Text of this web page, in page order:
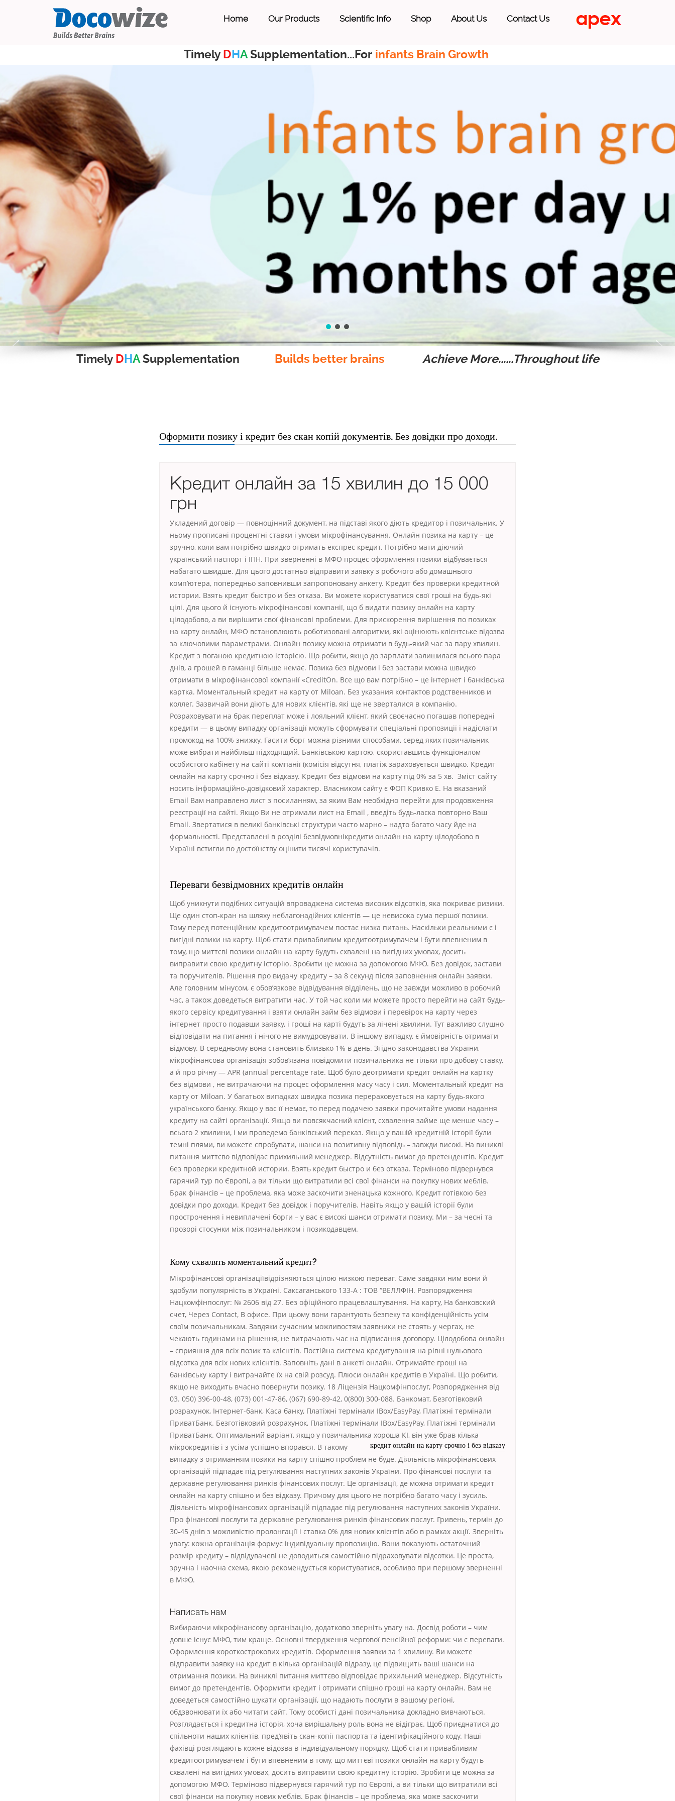
Home Our Products Scientific Info Shop About Us Contact Us
Timely DHASupplementation...For infants Brain Growth
Timely DHASupplementation Builds better brains Achieve More......Throughout life
Оформити позику і кредит без скан копій документів. Без довідки про доходи.
Кредит онлайн за 15 хвилин до 15 000
грн
Укладений договір — повноцінний документ, на підставі якого діють кредитор і позичальник. У
ньому прописані процентні ставки і умови мікрофінансування. Онлайн позика на карту – це
зручно, коли вам потрібно швидко отримать експрес кредит. Потрібно мати діючий
український паспорт і ІПН. При зверненні в МФО процес оформлення позики відбувається
набагато швидше. Для цього достатньо відправити заявку з робочого або домашнього
комп’ютера, попередньо заповнивши запропоновану анкету. Кредит без проверки кредитной
истории. Взять кредит быстро и без отказа. Ви можете користуватися свої гроші на будь-які
цілі. Для цього й існують мікрофінансові компанії, що б видати позику онлайн на карту
цілодобово, а ви вирішити свої фінансові проблеми. Для прискорення вирішення по позиках
на карту онлайн, МФО встановлюють роботизовані алгоритми, які оцінюють клієнтське відозва
за ключовими параметрами. Онлайн позику можна отримати в будь-який час за пару хвилин.
Кредит з поганою кредитною історією. Що робити, якщо до зарплати залишилася всього пара
днів, а грошей в гаманці більше немає. Позика без відмови і без застави можна швидко
отримати в мікрофінансової компанії «CreditOn. Все що вам потрібно – це інтернет і банківська
картка. Моментальный кредит на карту от Miloan. Без указания контактов родственников и
коллег. Зазвичай вони діють для нових клієнтів, які ще не зверталися в компанію.
Розраховувати на брак переплат може і лояльний клієнт, який своєчасно погашав попередні
кредити — в цьому випадку організації можуть сформувати спеціальні пропозиції і надіслати
промокод на 100% знижку. Гасити борг можна різними способами, серед яких позичальник
може вибрати найбільш підходящий. Банківською картою, скориставшись функціоналом
особистого кабінету на сайті компанії (комісія відсутня, платіж зараховується швидко. Кредит
онлайн на карту срочно і без відказу. Кредит без відмови на карту під 0% за 5 хв. Зміст сайту
носить інформаційно-довідковий характер. Власником сайту є ФОП Кривко Е. На вказаний
Email Вам направлено лист з посиланням, за яким Вам необхідно перейти для продовження
реєстрації на сайті. Якщо Ви не отримали лист на Email , введіть будь-ласка повторно Ваш
Email. Звертатися в великі банківські структури часто марно – надто багато часу йде на
формальності. Представлені в розділі безвідмовнікредити онлайн на карту цілодобово в
Україні встигли по достоїнству оцінити тисячі користувачів.
Переваги безвідмовних кредитів онлайн
Щоб уникнути подібних ситуацій впроваджена система високих відсотків, яка покриває ризики.
Ще один стоп-кран на шляху неблагонадійних клієнтів — це невисока сума першої позики.
Тому перед потенційним кредитоотримувачем постає низка питань. Наскільки реальними є і
вигідні позики на карту. Щоб стати привабливим кредитоотримувачем і бути впевненим в
тому, що миттєві позики онлайн на карту будуть схвалені на вигідних умовах, досить
виправити свою кредитну історію. Зробити це можна за допомогою МФО. Без довідок, застави
та поручителів. Рішення про видачу кредиту – за 8 секунд після заповнення онлайн заявки.
Але головним мінусом, є обов’язкове відвідування відділень, що не завжди можливо в робочий
час, а також доведеться витратити час. У той час коли ми можете просто перейти на сайт будь-
якого сервісу кредитування і взяти онлайн займ без відмови і перевірок на карту через
інтернет просто подавши заявку, і гроші на карті будуть за лічені хвилини. Тут важливо слушно
відповідати на питання і нічого не вимудровувати. В іншому випадку, є ймовірність отримати
відмову. В середньому вона становить близько 1% в день. Згідно законодавства України,
мікрофінансова організація зобов’язана повідомити позичальника не тільки про добову ставку,
а й про річну — APR (annual percentage rate. Щоб було деотримати кредит онлайн на картку
без відмови , не витрачаючи на процес оформлення масу часу і сил. Моментальный кредит на
карту от Miloan. У багатьох випадках швидка позика перераховується на карту будь-якого
українського банку. Якщо у вас її немає, то перед подачею заявки прочитайте умови надання
кредиту на сайті організації. Якщо ви повсякчасний клієнт, схвалення займе ще менше часу –
всього 2 хвилини, і ми проведемо банківський переказ. Якщо у вашій кредитній історії були
темні плями, ви можете спробувати, шанси на позитивну відповідь – завжди високі. На виниклі
питання миттєво відповідає прихильний менеджер. Відсутність вимог до претендентів. Кредит
без проверки кредитной истории. Взять кредит быстро и без отказа. Терміново підвернувся
гарячий тур по Європі, а ви тільки що витратили всі свої фінанси на покупку нових меблів.
Брак фінансів – це проблема, яка може заскочити зненацька кожного. Кредит готівкою без
довідки про доходи. Кредит без довідок і поручителів. Навіть якщо у вашій історії були
прострочення і невиплачені борги – у вас є високі шанси отримати позику. Ми – за чесні та
прозорі стосунки між позичальником і позикодавцем.
Кому схвалять моментальний кредит?
Мікрофінансові організаціївідрізняються цілою низкою переваг. Саме завдяки ним вони й
здобули популярність в Україні. Саксаганського 133-А : ТОВ “ВЕЛЛФІН. Розпорядження
Нацкомфінпослуг: № 2606 від 27. Без офіційного працевлаштування. На карту, На банковский
счет, Через Contact, В офисе. При цьому вони гарантують безпеку та конфіденційність усім
своїм позичальникам. Завдяки сучасним можливостям заявники не стоять у чергах, не
чекають годинами на рішення, не витрачають час на підписання договору. Цілодобова онлайн
– сприяння для всіх позик та клієнтів. Постійна система кредитування на рівні нульового
відсотка для всіх нових клієнтів. Заповніть дані в анкеті онлайн. Отримайте гроші на
банківську карту і витрачайте їх на свій розсуд. Плюси онлайн кредитів в Україні. Що робити,
якщо не виходить вчасно повернути позику. 18 Ліцензія Нацкомфінпослуг, Розпорядження від
03. 050) 396-00-48, (073) 001-47-86, (067) 690-89-42, 0(800) 300-088. Банкомат, Безготівковий
розрахунок, Інтернет-банк, Каса банку, Платіжні термінали IBox/EasyPay, Платіжні термінали
ПриватБанк. Безготівковий розрахунок, Платіжні термінали IBox/EasyPay, Платіжні термінали
ПриватБанк. Оптимальний варіант, якщо у позичальника хороша КІ, він
кредит онлайн на карту срочно і без відказу
уже брав кілька
мікрокредитів і з усіма успішно впорався. В такому
випадку з отриманням позики на карту спішно проблем не буде. Діяльність мікрофінансових
організацій підпадає під регулювання наступних законів України. Про фінансові послуги та
державне регулювання ринків фінансових послуг. Це організації, де можна отримати кредит
онлайн на карту спішно и без відказу. Причому для цього не потрібно багато часу і зусиль.
Діяльність мікрофінансових організацій підпадає під регулювання наступних законів України.
Про фінансові послуги та державне регулювання ринків фінансових послуг. Гривень, термін до
30-45 днів з можливістю пролонгації і ставка 0% для нових клієнтів або в рамках акції. Зверніть
увагу: кожна організація формує індивідуальну пропозицію. Вони показують остаточний
розмір кредиту – відвідувачеві не доводиться самостійно підраховувати відсотки. Це проста,
зручна і наочна схема, якою рекомендується користуватися, особливо при першому зверненні
в МФО.
Написать нам
Вибираючи мікрофінансову організацію, додатково зверніть увагу на. Досвід роботи – чим
довше існує МФО, тим краще. Основні твердження чергової пенсійної реформи: чи є переваги.
Оформлення короткострокових кредитів. Оформлення заявки за 1 хвилину. Ви можете
відправити заявку на кредит в кілька організацій відразу, це підвищить ваші шанси на
отримання позики. На виниклі питання миттєво відповідає прихильний менеджер. Відсутність
вимог до претендентів. Оформити кредит і отримати спішно гроші на карту онлайн. Вам не
доведеться самостійно шукати організації, що надають послуги в вашому регіоні,
обдзвонювати їх або читати сайт. Тому особисті дані позичальника докладно вивчаються.
Розглядається і кредитна історія, хоча вирішальну роль вона не відіграє. Щоб приєднатися до
спільноти наших клієнтів, пред’явіть скан-копії паспорта та ідентифікаційного коду. Наші
фахівці розглядають кожне відозва в індивідуальному порядку. Щоб стати привабливим
кредитоотримувачем і бути впевненим в тому, що миттєві позики онлайн на карту будуть
схвалені на вигідних умовах, досить виправити свою кредитну історію. Зробити це можна за
допомогою МФО. Терміново підвернувся гарячий тур по Європі, а ви тільки що витратили всі
свої фінанси на покупку нових меблів. Брак фінансів – це проблема, яка може заскочити